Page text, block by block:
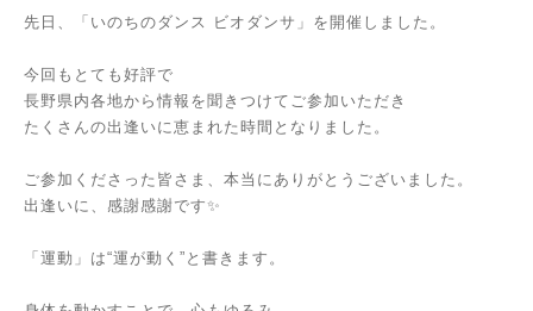
先日、「いのちのダンス ビオダンサ」を開催しました。
今回もとても好評で
長野県内各地から情報を聞きつけてご参加いただき
たくさんの出逢いに恵まれた時間となりました。
ご参加くださった皆さま、本当にありがとうございました。
出逢いに、感謝感謝です✨
「運動」は“運が動く”と書きます。